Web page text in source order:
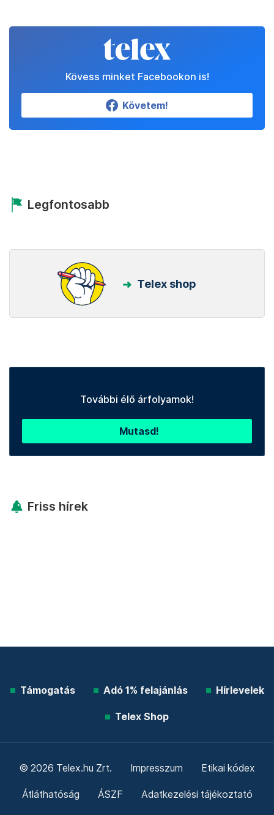
Kövess minket Facebookon is!
Követem!
Legfontosabb
Telex shop
További élő árfolyamok!
Mutasd!
Friss hírek
Támogatás Adó 1% felajánlás Hírlevelek
Telex Shop
© 2026 Telex.hu Zrt. Impresszum Etikai kódex
Átláthatóság ÁSZF Adatkezelési tájékoztató